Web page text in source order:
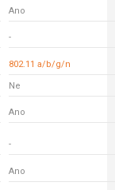
Ano
-
802.11 a/b/g/n
Ne
Ano
-
Ano